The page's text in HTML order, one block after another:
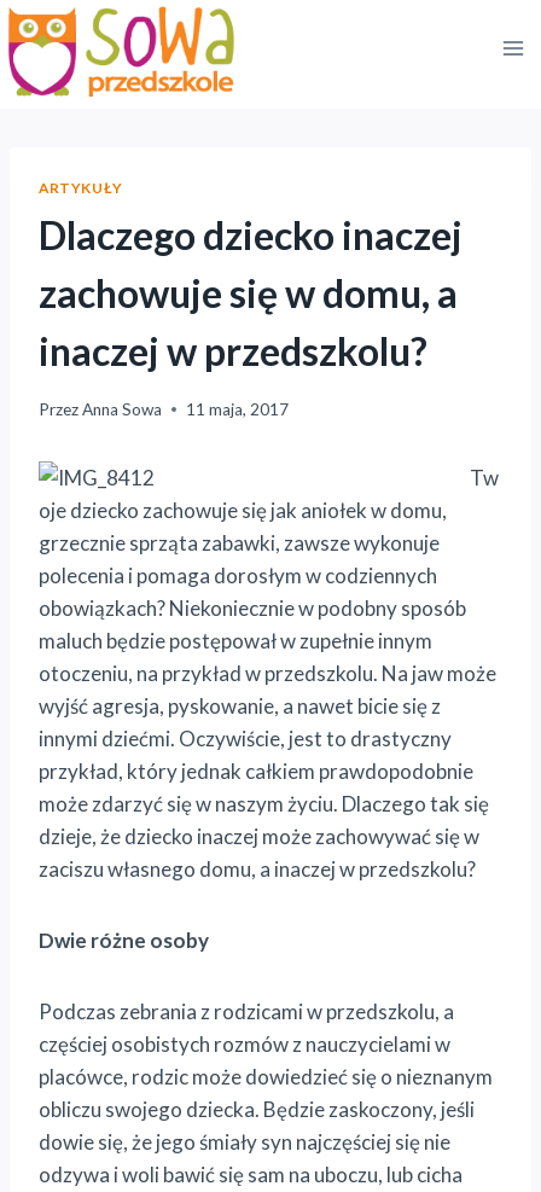
Przejdź
do
treści
ARTYKUŁY
Dlaczego dziecko inaczej
zachowuje się w domu, a
inaczej w przedszkolu?
PrzezAnna Sowa 11 maja, 2017
Tw
oje dziecko zachowuje się jak aniołek w domu,
grzecznie sprząta zabawki, zawsze wykonuje
polecenia i pomaga dorosłym w codziennych
obowiązkach? Niekoniecznie w podobny sposób
maluch będzie postępował w zupełnie innym
otoczeniu, na przykład w przedszkolu. Na jaw może
wyjść agresja, pyskowanie, a nawet bicie się z
innymi dziećmi. Oczywiście, jest to drastyczny
przykład, który jednak całkiem prawdopodobnie
może zdarzyć się w naszym życiu. Dlaczego tak się
dzieje, że dziecko inaczej może zachowywać się w
zaciszu własnego domu, a inaczej w przedszkolu?
Dwie różne osoby
Podczas zebrania z rodzicami w przedszkolu, a
częściej osobistych rozmów z nauczycielami w
placówce, rodzic może dowiedzieć się o nieznanym
obliczu swojego dziecka. Będzie zaskoczony, jeśli
dowie się, że jego śmiały syn najczęściej się nie
odzywa i woli bawić się sam na uboczu, lub cicha